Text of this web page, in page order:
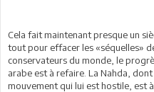
Cela fait maintenant presque un
tout pour effacer les «séquelles»
conservateurs du monde, le
arabe est à refaire. La Nahda,
mouvement qui lui est hostile, est